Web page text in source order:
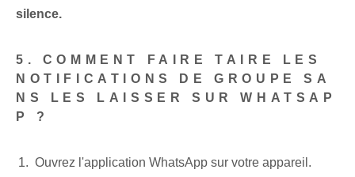
silence.
5. COMMENT FAIRE TAIRE LES
NOTIFICATIONS DE GROUPE SA
NS LES LAISSER SUR WHATSAP
P ?
Ouvrez l'application WhatsApp sur votre appareil.